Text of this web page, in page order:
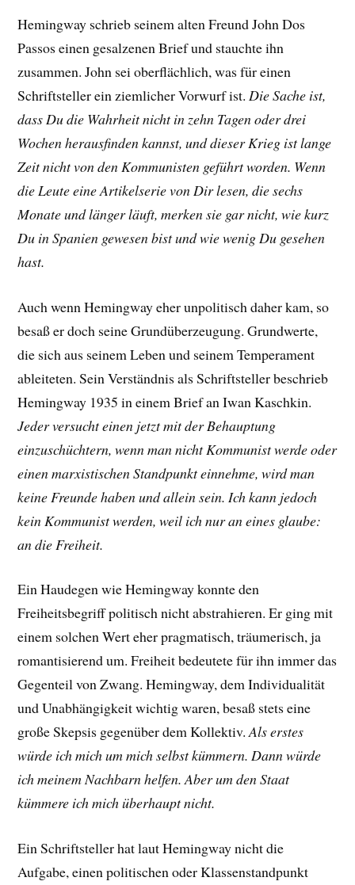
Hemingway schrieb seinem alten Freund John Dos
Passos einen gesalzenen Brief und stauchte ihn
zusammen. John sei oberflächlich, was für einen
Schriftsteller ein ziemlicher Vorwurf ist. Die Sache ist,
dass Du die Wahrheit nicht in zehn Tagen oder drei
Wochen herausfinden kannst, und dieser Krieg ist lange
Zeit nicht von den Kommunisten geführt worden. Wenn
die Leute eine Artikelserie von Dir lesen, die sechs
Monate und länger läuft, merken sie gar nicht, wie kurz
Du in Spanien gewesen bist und wie wenig Du gesehen
hast.
Auch wenn Hemingway eher unpolitisch daher kam, so
besaß er doch seine Grundüberzeugung. Grundwerte,
die sich aus seinem Leben und seinem Temperament
ableiteten. Sein Verständnis als Schriftsteller beschrieb
Hemingway 1935 in einem Brief an Iwan Kaschkin.
Jeder versucht einen jetzt mit der Behauptung
einzuschüchtern, wenn man nicht Kommunist werde oder
einen marxistischen Standpunkt einnehme, wird man
keine Freunde haben und allein sein. Ich kann jedoch
kein Kommunist werden, weil ich nur an eines glaube:
an die Freiheit.
Ein Haudegen wie Hemingway konnte den
Freiheitsbegriff politisch nicht abstrahieren. Er ging mit
einem solchen Wert eher pragmatisch, träumerisch, ja
romantisierend um. Freiheit bedeutete für ihn immer das
Gegenteil von Zwang. Hemingway, dem Individualität
und Unabhängigkeit wichtig waren, besaß stets eine
große Skepsis gegenüber dem Kollektiv.Als erstes
würde ich mich um mich selbst kümmern. Dann würde
ich meinem Nachbarn helfen. Aber um den Staat
kümmere ich mich überhaupt nicht.
Ein Schriftsteller hat laut Hemingway nicht die
Aufgabe, einen politischen oder Klassenstandpunkt